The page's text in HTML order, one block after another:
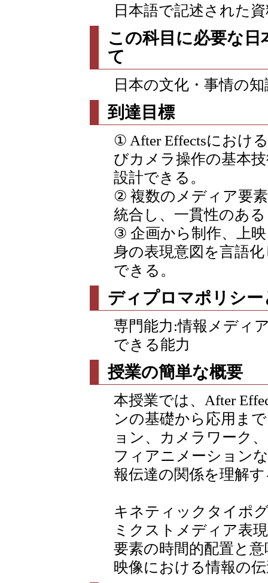
日本語で記述された
この科目に必要な
て
日本の文化・事情の
到達目標
① After Effectsにおけ
びカメラ操作の基本
設計できる。
② 複数のメディア要
統合し、一貫性のあ
③ 企画から制作、上
身の表現意図を言語
できる。
ディプロマポリシー
専門能力:情報メディ
できる能力
授業の簡単な概要
本授業では、After
ンの基礎から応用ま
ョン、カメラワーク
フィアニメーション
報伝達の関係を理解
キネティックタイポ
ミクストメディア表
要素の時間的配置と
映像における情報の